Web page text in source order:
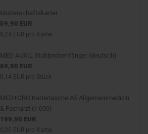
Mutterschaftskartei
59,90 EUR
0,24 EUR pro Kartei
MED AUXIL Stuhlprobenfänger (deutsch)
69,90 EUR
0,14 EUR pro Stück
MED+ORG Karteitasche A5 Allgemeinmedizin
& Facharzt (1.000)
199,90 EUR
0,20 EUR pro Kartei